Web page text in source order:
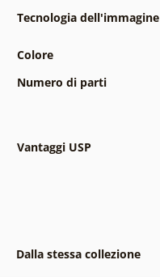
Tecnologia dell'immagine
Colore
Numero di parti
Vantaggi USP
Dalla stessa collezione